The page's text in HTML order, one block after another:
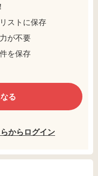
ストに保存
が不要
を保存
る
からログイン